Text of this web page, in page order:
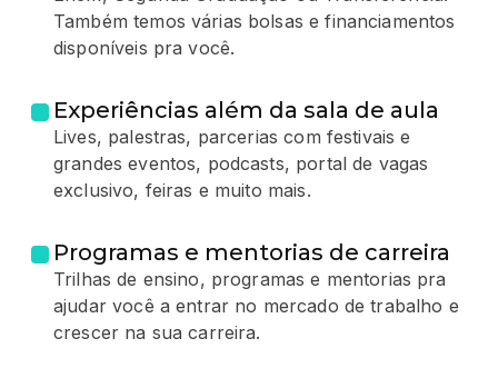
Também temos várias bolsas e financiamentos
disponíveis pra você.
Experiências além da sala de aula
Lives, palestras, parcerias com festivais e
grandes eventos, podcasts, portal de vagas
exclusivo, feiras e muito mais.
Programas e mentorias de carreira
Trilhas de ensino, programas e mentorias pra
ajudar você a entrar no mercado de trabalho e
crescer na sua carreira.